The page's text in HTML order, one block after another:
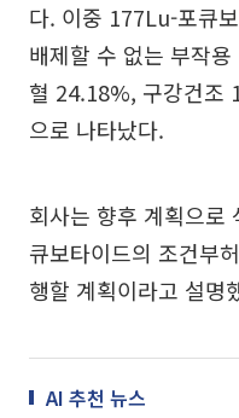
다. 이중 177Lu-포큐
배제할 수 없는 부작
혈 24.18%, 구강건조
으로 나타났다.
회사는 향후 계획으로
큐보타이드의 조건부
행할 계획이라고 설명
AI 추천 뉴스